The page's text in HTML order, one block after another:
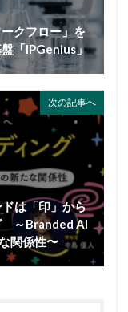
クフロー」を
「IPGenius」
次の記事へ
は「印」から
～Branded AI
関係性〜